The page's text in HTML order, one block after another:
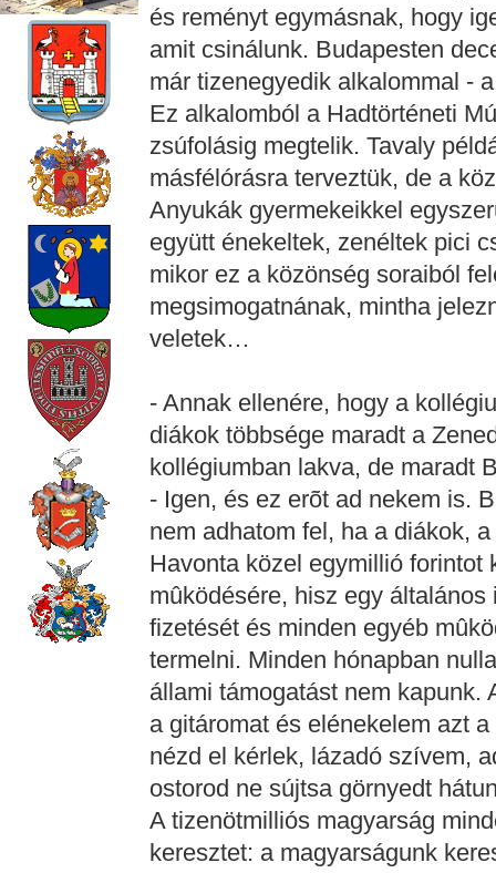
és reményt egymásnak, hogy
amit csinálunk. Budapesten
már tizenegyedik alkalommal -
Ez alkalomból a Hadtörténeti
zsúfolásig megtelik. Tavaly
másfélórásra terveztük, de a
Anyukák gyermekeikkel
együtt énekeltek, zenéltek pici
mikor ez a közönség soraiból
megsimogatnának, mintha
veletek…
- Annak ellenére, hogy a
diákok többsége maradt a
kollégiumban lakva, de maradt
- Igen, és ez erõt ad nekem is.
nem adhatom fel, ha a diákok,
Havonta közel egymillió forintot
mûködésére, hisz egy
fizetését és minden egyéb
termelni. Minden hónapban
állami támogatást nem kapunk.
a gitáromat és elénekelem azt
nézd el kérlek, lázadó szívem,
ostorod ne sújtsa görnyedt
A tizenötmilliós magyarság
keresztet: a magyarságunk